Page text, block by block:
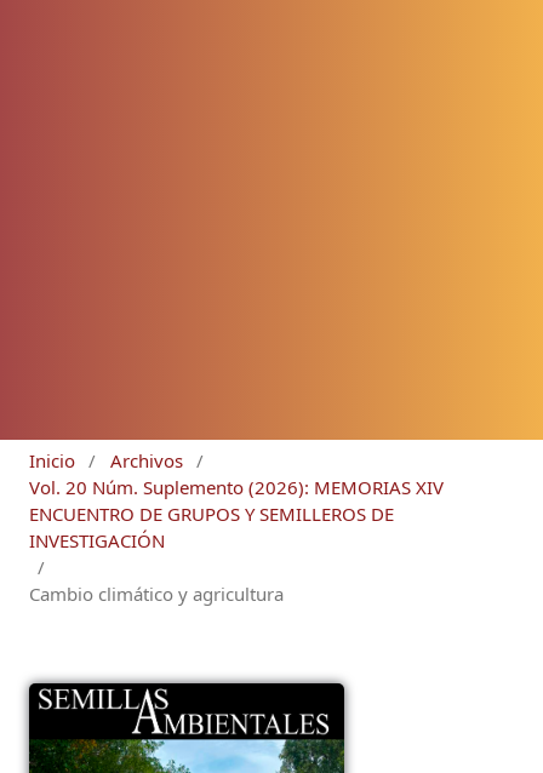
Inicio / Archivos /
Vol. 20 Núm. Suplemento (2026): MEMORIAS XIV
ENCUENTRO DE GRUPOS Y SEMILLEROS DE
INVESTIGACIÓN
/
Cambio climático y agricultura